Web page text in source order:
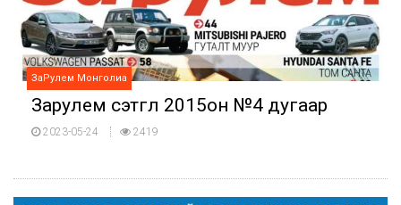
ЗаРулем Монголиа
Зарулем сэтгүүл 2015он №4 дугаар
2023-05-24 2419